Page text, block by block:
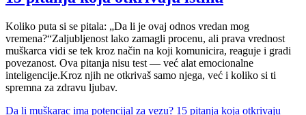
Koliko puta si se pitala: „Da li je ovaj odnos vredan mog
vremena?“Zaljubljenost lako zamagli procenu, ali prava vrednost
muškarca vidi se tek kroz način na koji komunicira, reaguje i gradi
povezanost. Ova pitanja nisu test — već alat emocionalne
inteligencije.Kroz njih ne otkrivaš samo njega, već i koliko si ti
spremna za zdravu ljubav.
Da li muškarac ima potencijal za vezu? 15 pitanja koja otkrivaju